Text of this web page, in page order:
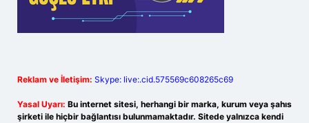
Reklam ve İletişim: Skype: live:.cid.575569c608265c69
Yasal Uyarı: Bu internet sitesi, herhangi bir marka, kurum veya şahıs
şirketi ile hiçbir bağlantısı bulunmamaktadır. Sitede yalnızca kendi